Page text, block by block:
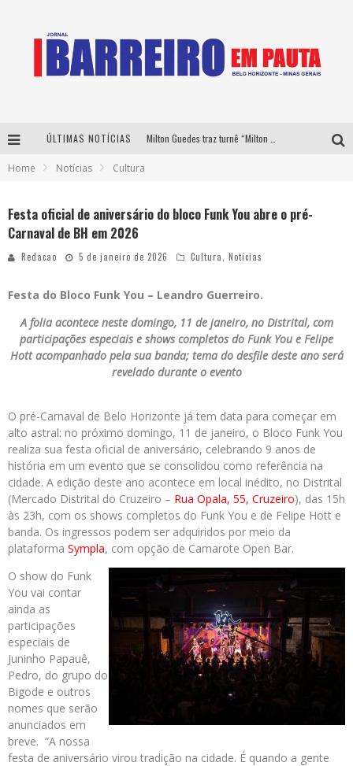
ÚLTIMAS NOTÍCIAS
Home Notícias Cultura
Festa oficial de aniversário do bloco Funk You abre o pré-
Carnaval de BH em 2026
Redacao 5 de janeiro de 2026 Cultura Notícias
Festa do Bloco Funk You – Leandro Guerreiro.
A folia acontece neste domingo, 11 de janeiro, no Distrital, com
participações especiais e shows completos do Funk You e Felipe
Hott acompanhado pela sua banda; tema do desfile deste ano será
revelado durante o evento
O pré-Carnaval de Belo Horizonte já tem data para começar em
alto astral: no próximo domingo, 11 de janeiro, o Bloco Funk You
realiza sua festa oficial de aniversário, celebrando 9 anos de
história em um evento que se consolidou como referência na
cidade. A edição deste ano acontece em local inédito, no Distrital
(Mercado Distrital do Cruzeiro – Rua Opala, 55, Cruzeiro), das 15h
às 23h, com os shows completos do Funk You e de Felipe Hott e
banda. Os ingressos podem ser adquiridos por meio da
plataforma Sympla, com opção de Camarote Open Bar.
O show do Funk
You vai contar
ainda as
participações
especiais de
Juninho Papauê,
Pedro, do grupo do
Bigode e outros
nomes que serão
anunciados em
breve. “A nossa
festa de aniversário virou tradição na cidade. É quando a gente